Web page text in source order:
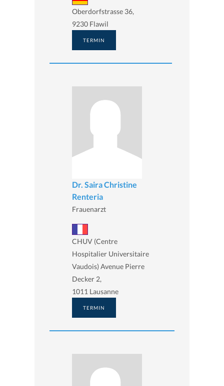
Oberdorfstrasse 36,
9230 Flawil
TERMIN
Dr. Saira Christine
Renteria
Frauenarzt
CHUV (Centre
Hospitalier Universitaire
Vaudois) Avenue Pierre
Decker 2,
1011 Lausanne
TERMIN